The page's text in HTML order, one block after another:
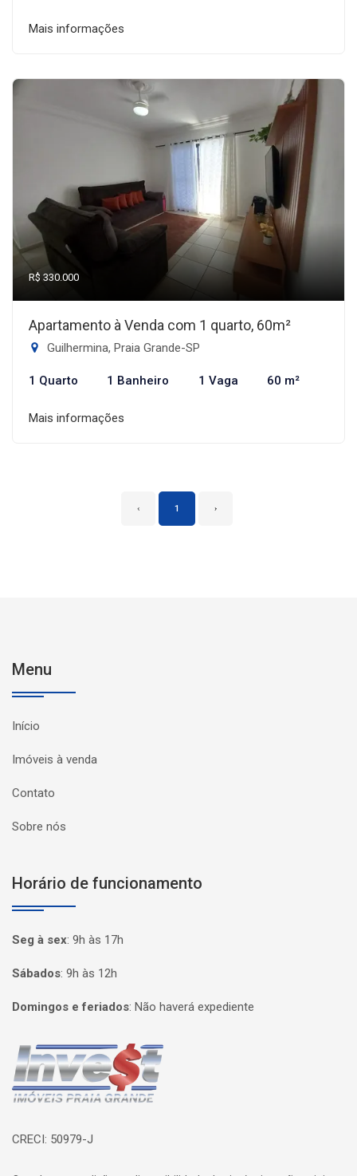
Mais informações
R$ 330.000
Apartamento à Venda com 1 quarto, 60m²
Guilhermina, Praia Grande-SP
1 Quarto 1 Banheiro 1 Vaga 60 m²
Mais informações
‹ 1 ›
Menu
Início
Imóveis à venda
Contato
Sobre nós
Horário de funcionamento
Seg à sex: 9h às 17h
Sábados: 9h às 12h
Domingos e feriados: Não haverá expediente
Página inicial
CRECI: 50979-J